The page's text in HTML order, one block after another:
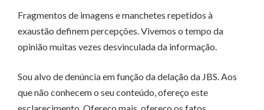
Fragmentos de imagens e manchetes repetidos à
exaustão definem percepções. Vivemos o tempo da
opinião muitas vezes desvinculada da informação.
Sou alvo de denúncia em função da delação da JBS. Aos
que não conhecem o seu conteúdo, ofereço este